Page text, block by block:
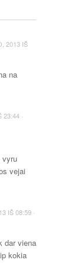
2013 IŠ
na
23:44 ·
vyru
vejai
IŠ08:59 ·
dar viena
kokia